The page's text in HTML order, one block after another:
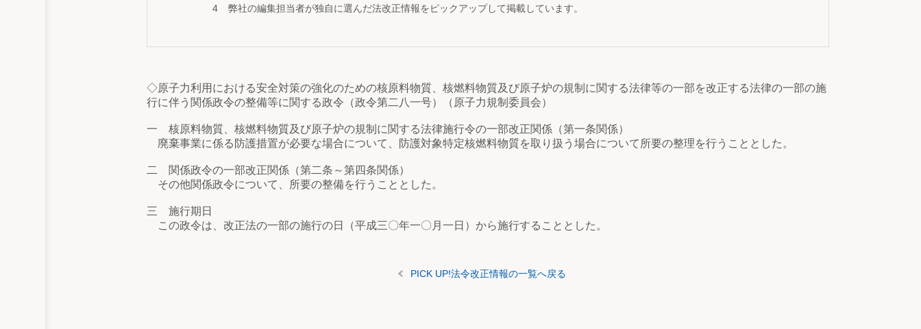
弊社の編集担当者が独自に選んだ法改正情報をピックアップして掲載しています。
◇原子力利用における安全対策の強化のための核原料物質、核燃料物質及び原子炉の規制に関する法律等の一部を改正する法律の一部の施
行に伴う関係政令の整備等に関する政令（政令第二八一号）（原子力規制委員会）
一 核原料物質、核燃料物質及び原子炉の規制に関する法律施行令の一部改正関係（第一条関係）
廃棄事業に係る防護措置が必要な場合について、防護対象特定核燃料物質を取り扱う場合について所要の整理を行うこととした。
二 関係政令の一部改正関係（第二条～第四条関係）
その他関係政令について、所要の整備を行うこととした。
三 施行期日
この政令は、改正法の一部の施行の日（平成三〇年一〇月一日）から施行することとした。
PICK UP!法令改正情報の一覧へ戻る